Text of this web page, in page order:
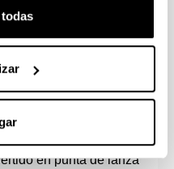
y laboral en
ha erigido en uno de
con mayor vitalidad en
de investigación
de doctorado, cuyos
en punta de lanza